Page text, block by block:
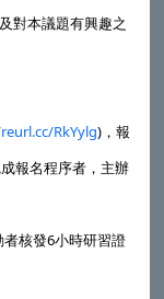
對本議題有興趣之
RkYylg)，報
報名程序者，主辦
核發6小時研習證